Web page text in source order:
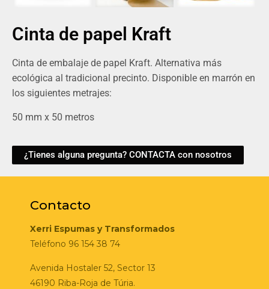
Cinta de papel Kraft
Cinta de embalaje de papel Kraft. Alternativa más
ecológica al tradicional precinto. Disponible en marrón en
los siguientes metrajes:
50 mm x 50 metros
¿Tienes alguna pregunta? CONTACTA con nosotros
Contacto
Xerri Espumas y Transformados
Teléfono 96 154 38 74
Avenida Hostaler 52, Sector 13
46190 Riba-Roja de Túria.